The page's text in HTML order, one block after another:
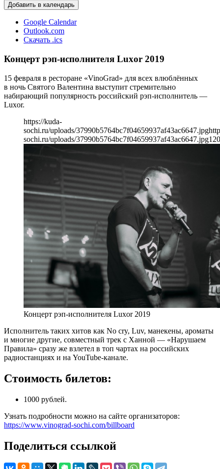
Добавить в календарь
Google Calendar
Outlook.com
Скачать .ics
Концерт рэп-исполнителя Luxor 2019
15 февраля в ресторане «VinoGrad» для всех влюблённых
в ночь Святого Валентина выступит стремительно
набирающий популярность российский рэп-исполнитель —
Luxor.
https://kuda-
sochi.ru/uploads/37990b5764bc7f04659937af43ac6647.jpg
sochi.ru/uploads/37990b5764bc7f04659937af43ac6647.jpg
Концерт рэп-исполнителя Luxor 2019
Исполнитель таких хитов как No cry, Luv, манекены, ароматы
и многие другие, совместный трек с Ханной — «Нарушаем
Правила» сразу же взлетел в топ чартах на российских
радиостанциях и на YouTube-канале.
Стоимость билетов:
1000 рублей.
Узнать подробности можно на сайте организаторов:
https://www.vinograd-sochi.com/billboard
Поделиться ссылкой